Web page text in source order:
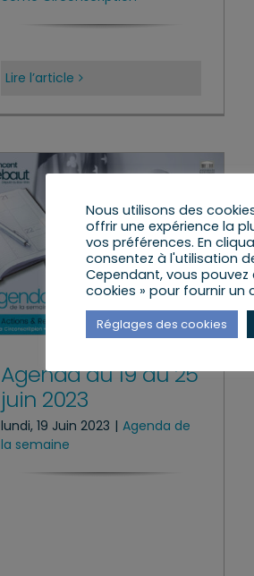
Lire l’article
Agenda du 19 au 25
juin 2023
lundi, 19 Juin 2023 | Agenda de
la semaine
Nous utilisons des
offrir une expérience la
vos préférences. En
consentez à l'utilisation
Cependant, vous pouvez
cookies » pour fournir
Réglages des cookies